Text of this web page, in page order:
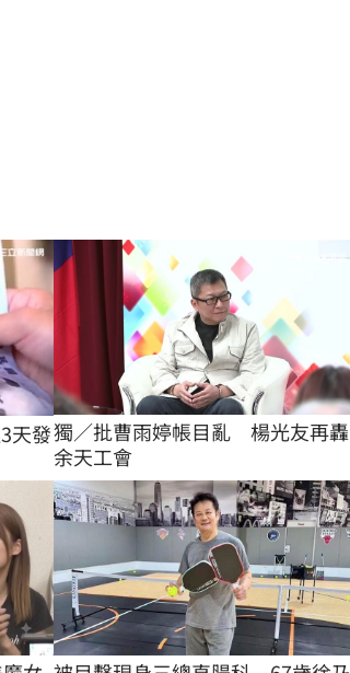
天發獨／批曹雨婷帳目亂　楊光友再轟
余天工會